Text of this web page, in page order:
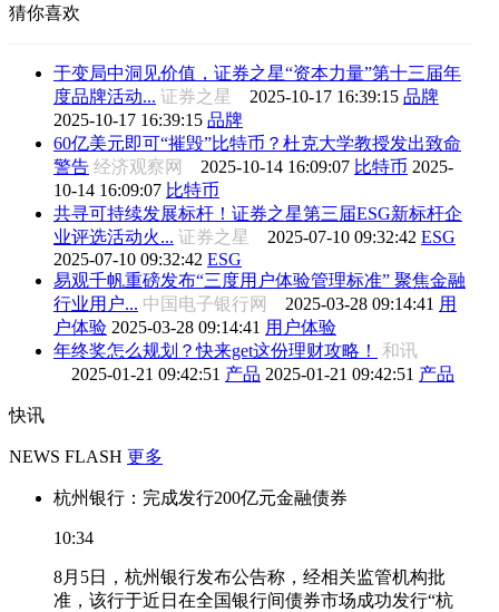
猜你喜欢
于变局中洞见价值，证券之星“资本力量”第十三届年
度品牌活动... 证券之星 2025-10-17 16:39:15 品牌
2025-10-17 16:39:15 品牌
60亿美元即可“摧毁”比特币？杜克大学教授发出致命
警告 经济观察网 2025-10-14 16:09:07 比特币 2025-
10-14 16:09:07 比特币
共寻可持续发展标杆！证券之星第三届ESG新标杆企
业评选活动火... 证券之星 2025-07-10 09:32:42 ESG
2025-07-10 09:32:42 ESG
易观千帆重磅发布“三度用户体验管理标准” 聚焦金融
行业用户... 中国电子银行网 2025-03-28 09:14:41 用
户体验 2025-03-28 09:14:41 用户体验
年终奖怎么规划？快来get这份理财攻略！
和讯
2025-01-21 09:42:51 产品 2025-01-21 09:42:51 产品
快讯
NEWS FLASH 更多
杭州银行：完成发行200亿元金融债券
10:34
8月5日，杭州银行发布公告称，经相关监管机构批
准，该行于近日在全国银行间债券市场成功发行“杭